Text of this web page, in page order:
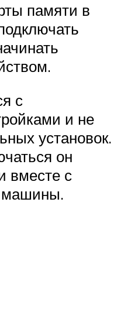
памяти в
с
и не
установок.
он
вместе с
машины.